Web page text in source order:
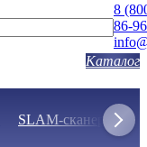
8
86-96
SLAM-сканеры